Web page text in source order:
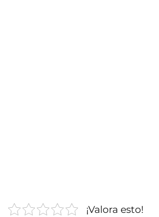
¡Valora esto!